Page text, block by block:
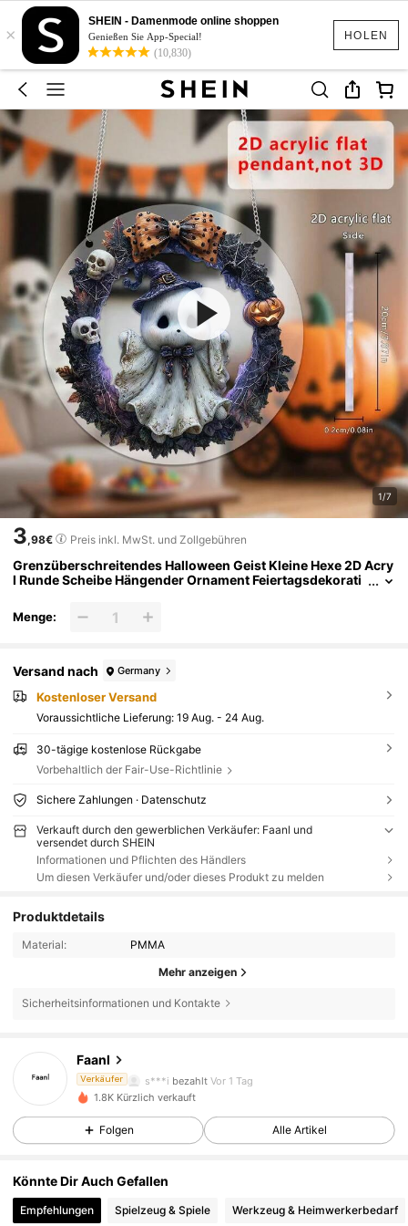
HOLEN
×
SHEIN - Damenmode online shoppen
Genießen Sie App-Special!
(10,830)
1/7
3,98€ Preis inkl. MwSt. und Zollgebühren
Grenzüberschreitendes Halloween Geist Kleine Hexe 2D Acry
l Runde Scheibe Hängender Ornament Feiertagsdekorati
Menge:
Versand nach Germany
Kostenloser Versand
Voraussichtliche Lieferung: 19 Aug. - 24 Aug.
30-tägige kostenlose Rückgabe
Vorbehaltlich der Fair-Use-Richtlinie
Sichere Zahlungen · Datenschutz
Verkauft durch den gewerblichen Verkäufer: Faanl und
versendet durch SHEIN
Informationen und Pflichten des Händlers
Um diesen Verkäufer und/oder dieses Produkt zu melden
Produktdetails
Material: PMMA
Mehr anzeigen
Sicherheitsinformationen und Kontakte
Faanl
Verkäufer
4,15 24 Follower
s***i bezahlt Vor 1 Tag
1.8K Kürzlich verkauft
Folgen Alle Artikel
Könnte Dir Auch Gefallen
Empfehlungen Spielzeug & Spiele Werkzeug & Heimwerkerbedarf